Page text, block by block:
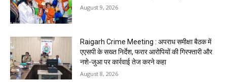
August 9, 2026
Raigarh Crime Meeting : अपराध समीक्षा बैठक में
एएसपी के सख्त निर्देश, फरार आरोपियों की गिरफ्तारी और
नशे-जुआ पर कार्रवाई तेज करने कहा
August 8, 2026